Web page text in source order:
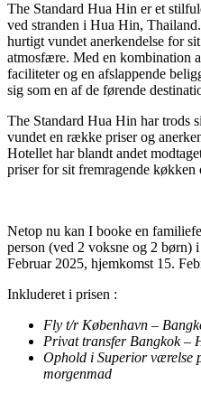
The Standard Hua Hin er et
ved stranden i Hua Hin,
hurtigt vundet anerkendelse for
atmosfære. Med en kombination
faciliteter og en afslappende
sig som en af de førende
The Standard Hua Hin har trods
vundet en række priser og
Hotellet har blandt andet
priser for sit fremragende køkken
Netop nu kan I booke en
person (ved 2 voksne og 2 børn)
Februar 2025, hjemkomst 15.
Inkluderet i prisen :
Fly t/r København –
Privat transfer Bangkok –
Ophold i Superior værelse
morgenmad